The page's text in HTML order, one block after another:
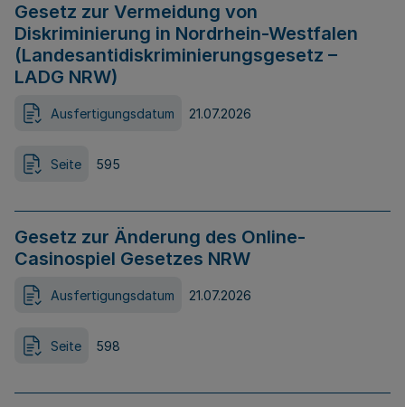
Gesetz zur Vermeidung von
Diskriminierung in Nordrhein-Westfalen
(Landesantidiskriminierungsgesetz –
LADG NRW)
Ausfertigungsdatum 21.07.2026
Seite 595
Gesetz zur Änderung des Online-
Casinospiel Gesetzes NRW
Ausfertigungsdatum 21.07.2026
Seite 598